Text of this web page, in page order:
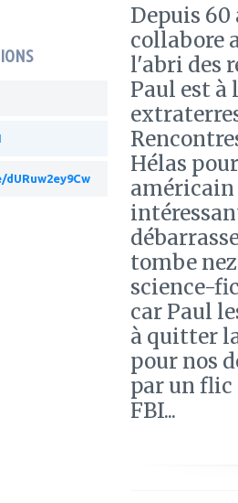
Depuis
collabore
l'abri des
Paul est à
Hélas
tombe
science-
car Paul
à quitter
pour nos
par un flic
FBI...